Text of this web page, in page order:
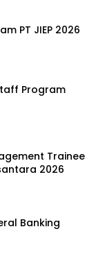
PT JIEP 2026
Program
Trainee
2026
Banking